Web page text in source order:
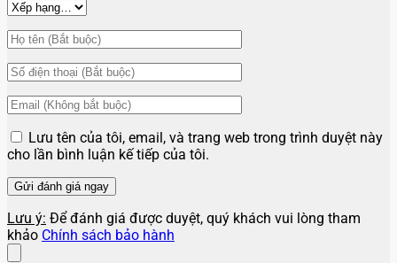
Lưu tên của tôi, email, và trang web trong trình duyệt này
cho lần bình luận kế tiếp của tôi.
Lưu ý: Để đánh giá được duyệt, quý khách vui lòng tham
khảo Chính sách bảo hành